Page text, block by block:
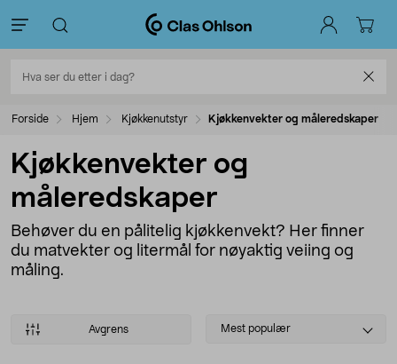
Forside Hjem Kjøkkenutstyr Kjøkkenvekter og måleredskaper
Kjøkkenvekter og
måleredskaper
Behøver du en pålitelig kjøkkenvekt? Her finner
du matvekter og litermål for nøyaktig veiing og
måling.
Avgrens
Select
Mest populær